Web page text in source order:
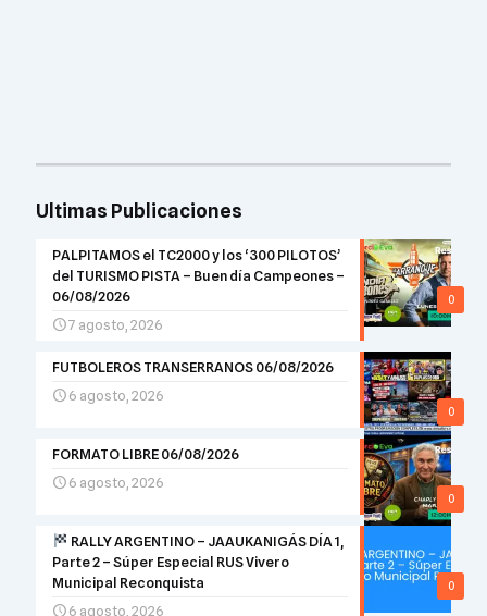
Ultimas Publicaciones
0
PALPITAMOS el TC2000 y los ‘300 PILOTOS’
del TURISMO PISTA – Buen día Campeones –
06/08/2026
7 agosto, 2026
0
FUTBOLEROS TRANSERRANOS 06/08/2026
6 agosto, 2026
0
FORMATO LIBRE 06/08/2026
6 agosto, 2026
0
RALLY ARGENTINO – JAAUKANIGÁS DÍA 1,
Parte 2 – Súper Especial RUS Vivero
Municipal Reconquista
6 agosto, 2026